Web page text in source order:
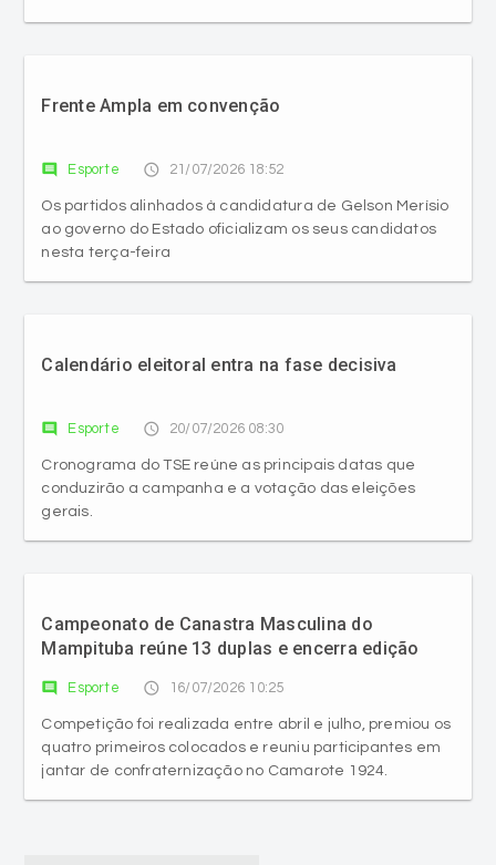
Frente Ampla em convenção
comment Esporte access_time 21/07/2026 18:52
Os partidos alinhados à candidatura de Gelson Merísio
ao governo do Estado oficializam os seus candidatos
nesta terça-feira
Calendário eleitoral entra na fase decisiva
comment Esporte access_time 20/07/2026 08:30
Cronograma do TSE reúne as principais datas que
conduzirão a campanha e a votação das eleições
gerais.
Campeonato de Canastra Masculina do
Mampituba reúne 13 duplas e encerra edição
comment Esporte access_time 16/07/2026 10:25
Competição foi realizada entre abril e julho, premiou os
quatro primeiros colocados e reuniu participantes em
jantar de confraternização no Camarote 1924.